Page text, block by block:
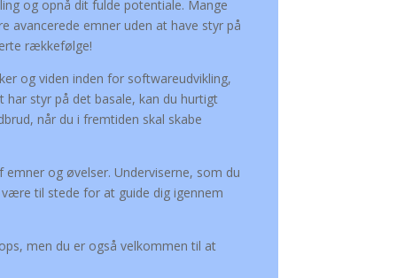
og opnå dit fulde potentiale. Mange
avancerede emner uden at have styr på
rækkefølge!
og viden inden for softwareudvikling,
styr på det basale, kan du hurtigt
når du i fremtiden skal skabe
og øvelser. Underviserne, som du
til stede for at guide dig igennem
men du er også velkommen til at